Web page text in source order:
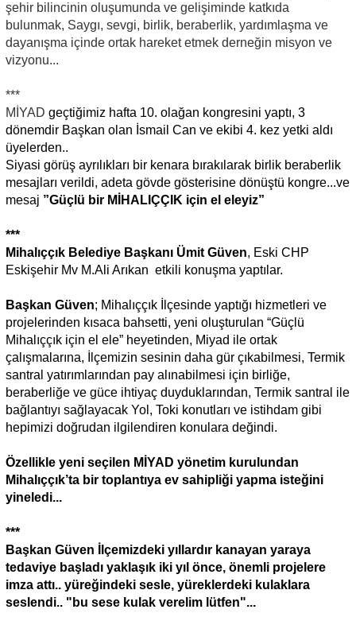
şehir bilincinin oluşumunda ve gelişiminde katkıda
bulunmak, Saygı, sevgi, birlik, beraberlik, yardımlaşma ve
dayanışma içinde ortak hareket etmek derneğin misyon ve
vizyonu...
***
MİYAD geçtiğimiz hafta 10. olağan kongresini yaptı, 3
dönemdir Başkan olan İsmail Can ve ekibi 4. kez yetki aldı
üyelerden..
Siyasi görüş ayrılıkları bir kenara bırakılarak birlik beraberlik
mesajları verildi, adeta gövde gösterisine dönüştü kongre...ve
mesaj ”Güçlü bir MİHALIÇÇIK için el eleyiz”
***
Mihalıççık Belediye Başkanı Ümit Güven, Eski CHP
Eskişehir Mv M.Ali Arıkan etkili konuşma yaptılar.
Başkan Güven; Mihalıççık İlçesinde yaptığı hizmetleri ve
projelerinden kısaca bahsetti, yeni oluşturulan “Güçlü
Mihalıççık için el ele” heyetinden, Miyad ile ortak
çalışmalarına, İlçemizin sesinin daha gür çıkabilmesi, Termik
santral yatırımlarından pay alınabilmesi için birliğe,
beraberliğe ve güce ihtiyaç duyduklarından, Termik santral ile
bağlantıyı sağlayacak Yol, Toki konutları ve istihdam gibi
hepimizi doğrudan ilgilendiren konulara değindi.
Özellikle yeni seçilen MİYAD yönetim kurulundan
Mihalıççık’ta bir toplantıya ev sahipliği yapma isteğini
yineledi...
***
Başkan Güven İlçemizdeki yıllardır kanayan yaraya
tedaviye başladı yaklaşık iki yıl önce, önemli projelere
imza attı.. yüreğindeki sesle, yüreklerdeki kulaklara
seslendi.. "bu sese kulak verelim lütfen"...